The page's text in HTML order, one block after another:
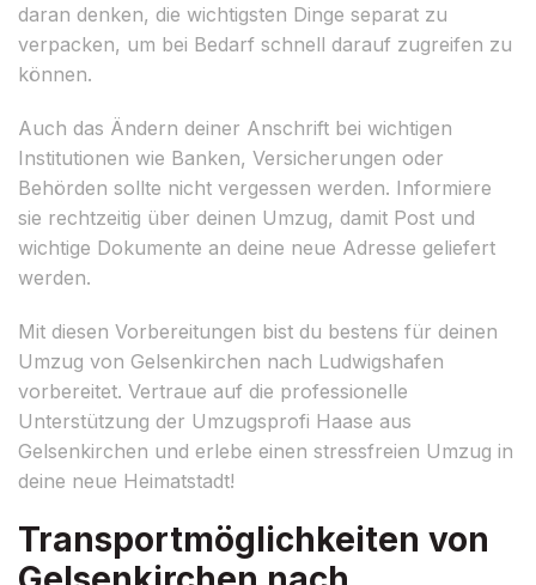
daran denken, die wichtigsten Dinge separat zu
verpacken, um bei Bedarf schnell darauf zugreifen zu
können.
Auch das Ändern deiner Anschrift bei wichtigen
Institutionen wie Banken, Versicherungen oder
Behörden sollte nicht vergessen werden. Informiere
sie rechtzeitig über deinen Umzug, damit Post und
wichtige Dokumente an deine neue Adresse geliefert
werden.
Mit diesen Vorbereitungen bist du bestens für deinen
Umzug von Gelsenkirchen nach Ludwigshafen
vorbereitet. Vertraue auf die professionelle
Unterstützung der Umzugsprofi Haase aus
Gelsenkirchen und erlebe einen stressfreien Umzug in
deine neue Heimatstadt!
Transportmöglichkeiten von